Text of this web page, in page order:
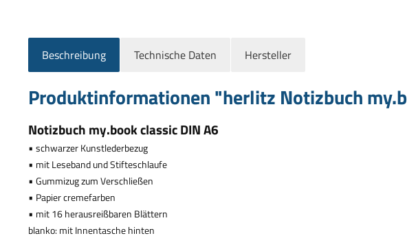
Beschreibung Technische Daten Hersteller
Produktinformationen "herlitz Notizbuch
Notizbuch my.book classic DIN A6
• schwarzer Kunstlederbezug
• mit Leseband und Stifteschlaufe
• Gummizug zum Verschließen
• Papier cremefarben
• mit 16 herausreißbaren Blättern
blanko: mit Innentasche hinten